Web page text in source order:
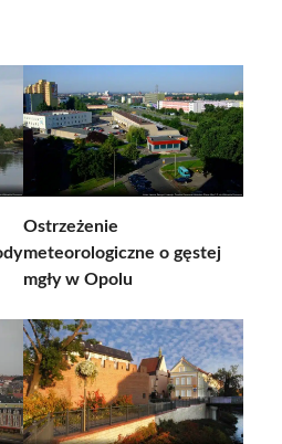
Ostrzeżenie
meteorologiczne o gęstej
mgły w Opolu